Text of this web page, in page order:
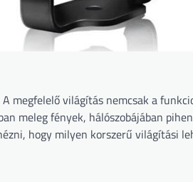
megfelelő világítás nemcsak a
meleg fények, hálószobájában
hogy milyen korszerű világítási